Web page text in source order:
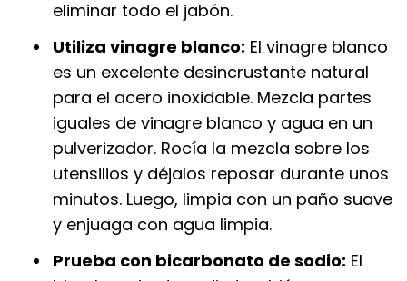
eliminar todo el jabón.
Utiliza vinagre blanco: El vinagre blanco
es un excelente desincrustante natural
para el acero inoxidable. Mezcla partes
iguales de vinagre blanco y agua en un
pulverizador. Rocía la mezcla sobre los
utensilios y déjalos reposar durante unos
minutos. Luego, limpia con un paño suave
y enjuaga con agua limpia.
Prueba con bicarbonato de sodio: El